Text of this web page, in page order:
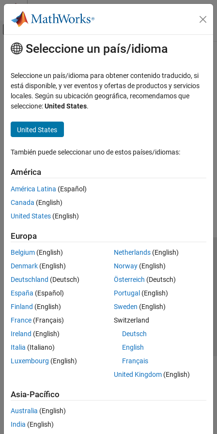
Saltar al contenido
Mostrar/ocultar menú de navegación
Inicio de Documentación
Contenido principal
¿Qué tan útil fue esta traducción?
Seleccione un país/idioma
Seleccione un país/idioma para obtener contenido traducido, si
está disponible, y ver eventos y ofertas de productos y servicios
locales. Según su ubicación geográfica, recomendamos que
seleccione:United States.
United States
También puede seleccionar uno de estos países/idiomas:
América
América Latina (Español)
Canada (English)
United States (English)
Europa
Belgium (English)
Denmark (English)
Deutschland (Deutsch)
España (Español)
Finland (English)
France (Français)
Ireland (English)
Italia (Italiano)
Luxembourg (English)
Netherlands(English)
Norway(English)
Österreich (Deutsch)
Portugal (English)
Sweden (English)
Switzerland
Deutsch
English
Français
United Kingdom(English)
Asia-Pacífico
Australia (English)
India (English)
Centro de confianza
Marcas comerciales
Política de privacidad
Antipiratería
Estado de las aplicaciones
Información de contacto
© 1994-2026 The MathWorks, Inc.
Seleccione un país/